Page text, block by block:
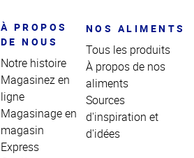
À PROPOS
DE NOUS
Notre histoire
Magasinez en
ligne
Magasinage en
magasin
Express
NOS ALIMENTS
Tous les produits
À propos de nos
aliments
Sources
d'inspiration et
d'idées